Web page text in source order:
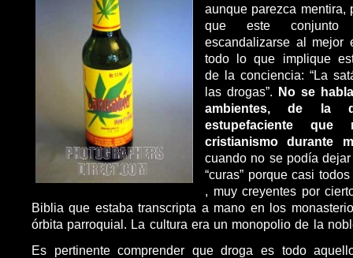
aunque parezca mentira,
que este
escandalizarse al mejor
todo lo que implique
de la conciencia: “La
las drogas”. No se
ambientes, de la
estupefaciente
cristianismo durante
cuando no se podía
“curas” porque casi
, muy creyentes por
Biblia que estaba transcripta a mano en los
órbita parroquial. La cultura era un monopolio de la
Es pertinente comprender que droga es todo